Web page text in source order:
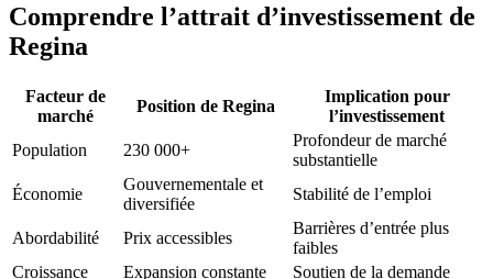
Comprendre l’attrait d’investissement de
Regina
Facteur de
marché
Position de Regina
Implication pour
l’investissement
Population
230 000+
Profondeur de marché
substantielle
Économie
Gouvernementale et
diversifiée
Stabilité de l’emploi
Abordabilité Prix accessibles
Barrières d’entrée plus
faibles
Croissance
Expansion constante
Soutien de la demande